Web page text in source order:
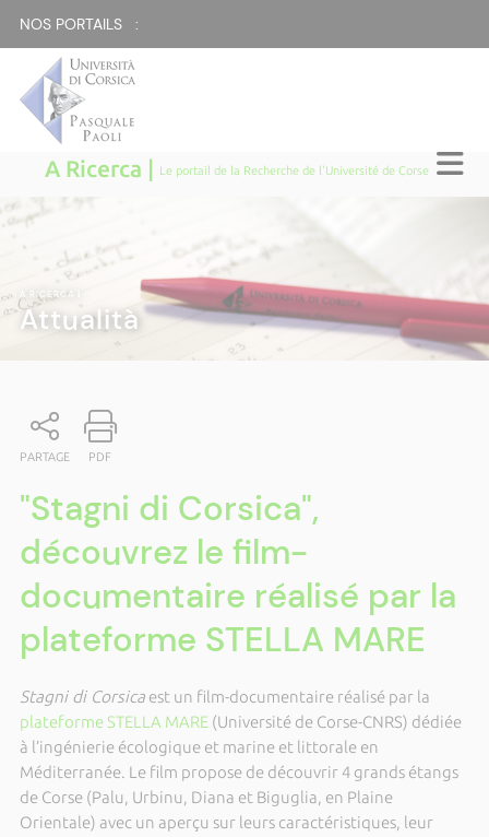
NOS PORTAILS :
A Ricerca | Le portail de la Recherche de l'Université de Corse
A RICERCA
Attualità
PARTAGE PDF
"Stagni di Corsica",
découvrez le film-
documentaire réalisé par la
plateforme STELLA MARE
Stagni di Corsicaest un film-documentaire réalisé par la
plateforme STELLA MARE (Université de Corse-CNRS) dédiée
à l’ingénierie écologique et marine et littorale en
Méditerranée. Le film propose de découvrir 4 grands étangs
de Corse (Palu, Urbinu, Diana et Biguglia, en Plaine
Orientale) avec un aperçu sur leurs caractéristiques, leur